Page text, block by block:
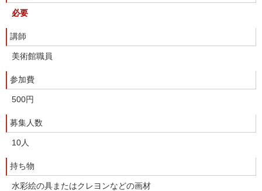
必要
講師
美術館職員
参加費
500円
募集人数
10人
持ち物
水彩絵の具またはクレヨンなどの画材